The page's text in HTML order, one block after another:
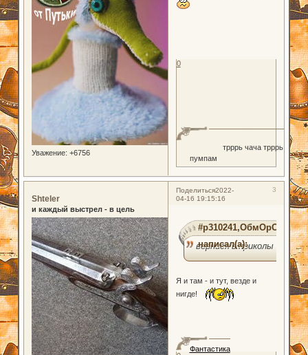
Уважение: +6756
трррь чача трррь
пумпам
0
Поделиться 3
2022-
04-16 19:15:16
Shteler
и каждый выстрел - в цель
#p310241,ОбмОрОк
написал(а):
вернися в приколы
Я и там - и тут, везде и
нигде!
Фантастика